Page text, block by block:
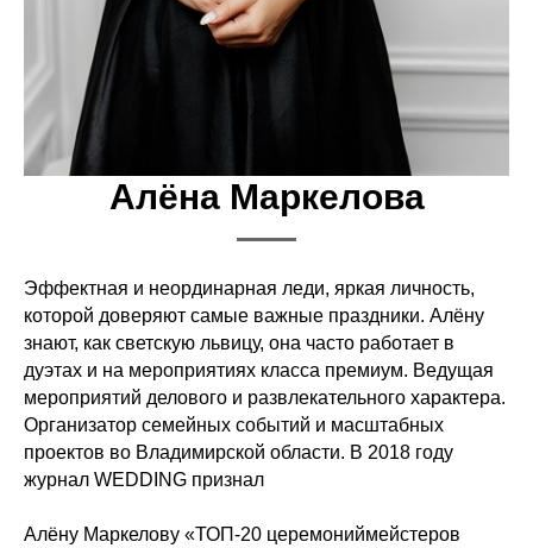
Алёна Маркелова
Эффектная и неординарная леди, яркая личность,
которой доверяют самые важные праздники. Алёну
знают, как светскую львицу, она часто работает в
дуэтах и на мероприятиях класса премиум. Ведущая
мероприятий делового и развлекательного характера.
Организатор семейных событий и масштабных
проектов во Владимирской области. В 2018 году
журнал WEDDING признал
Алёну Маркелову «ТОП-20 церемониймейстеров